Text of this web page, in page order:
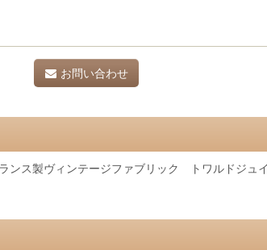
お問い合わせ
ンス製ヴィンテージファブリック トワルドジュ